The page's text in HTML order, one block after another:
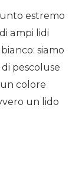
estremo
ampi lidi
siamo
pescoluse
colore
un lido